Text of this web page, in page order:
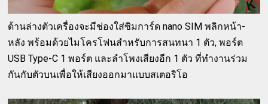
ด้านล่างตัวเครื่องจะมีช่องใส่ซิมการ์ด nano SIM พลิกหน้า-
หลัง พร้อมด้วยไมโครโฟนสำหรับการสนทนา 1 ตัว, พอร์ต
USB Type-C 1 พอร์ต และลำโพงเสียงอีก 1 ตัว ที่ทำงานร่วม
กันกับตัวบนเพื่อให้เสียงออกมาแบบสเตอริโอ